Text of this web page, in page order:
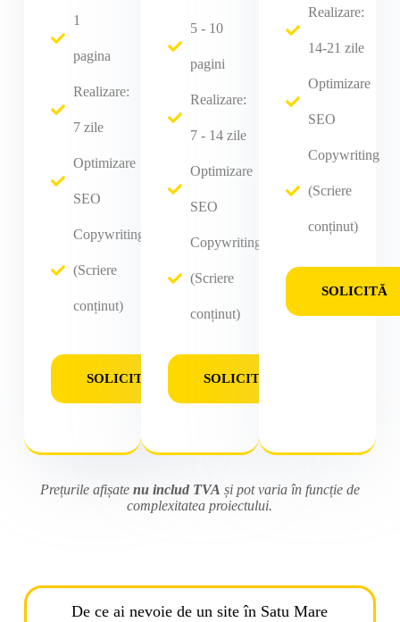
1
pagina
Realizare:
7 zile
Optimizare
SEO
Copywriting
(Scriere
conținut)
SOLICITĂ
5 - 10
pagini
Realizare:
7 - 14 zile
Optimizare
SEO
Copywriting
(Scriere
conținut)
SOLICITĂ
Realizare:
14-21 zile
Optimizare
SEO
Copywriting
(Scriere
conținut)
SOLICITĂ
Prețurile afișate nu includ TVA și pot varia în funcție de
complexitatea proiectului.
De ce ai nevoie de un site în Satu Mare